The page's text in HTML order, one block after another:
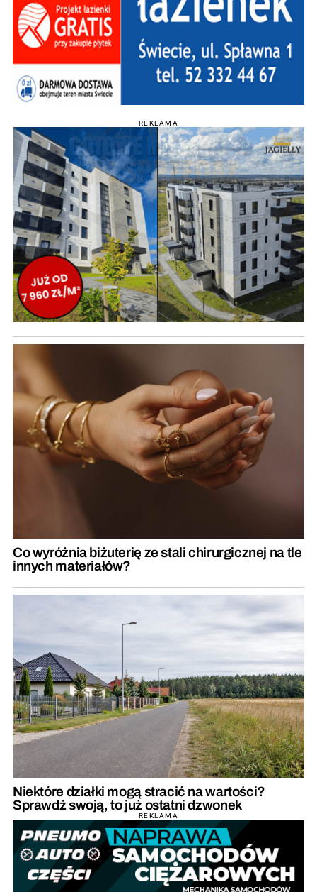
REKLAMA
Co wyróżnia biżuterię ze stali chirurgicznej na tle
innych materiałów?
Niektóre działki mogą stracić na wartości?
Sprawdź swoją, to już ostatni dzwonek
REKLAMA